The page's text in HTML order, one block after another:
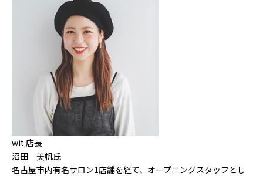
wit 店長
沼田 美帆氏
名古屋市内有名サロン1店舗を経て、オープニングスタッフとし